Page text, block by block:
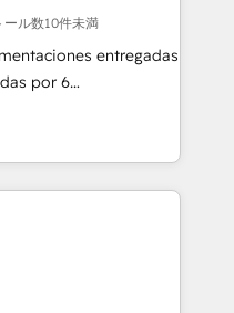
through
integration of
ecosystem. Would
support tailored
With 125+
(coast to coast), our
& French.
ール数10件未満
entregadas
por 6
HubSpot Academy.
en cada etapa de su
tecnología y
combinar excelencia
a largo plazo.